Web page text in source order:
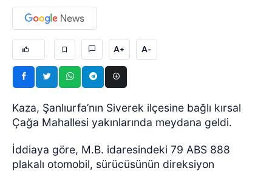
A+ A-
Kaza, Şanlıurfa’nın Siverek ilçesine bağlı kırsal
Çağa Mahallesi yakınlarında meydana geldi.
İddiaya göre, M.B. idaresindeki 79 ABS 888
plakalı otomobil, sürücüsünün direksiyon